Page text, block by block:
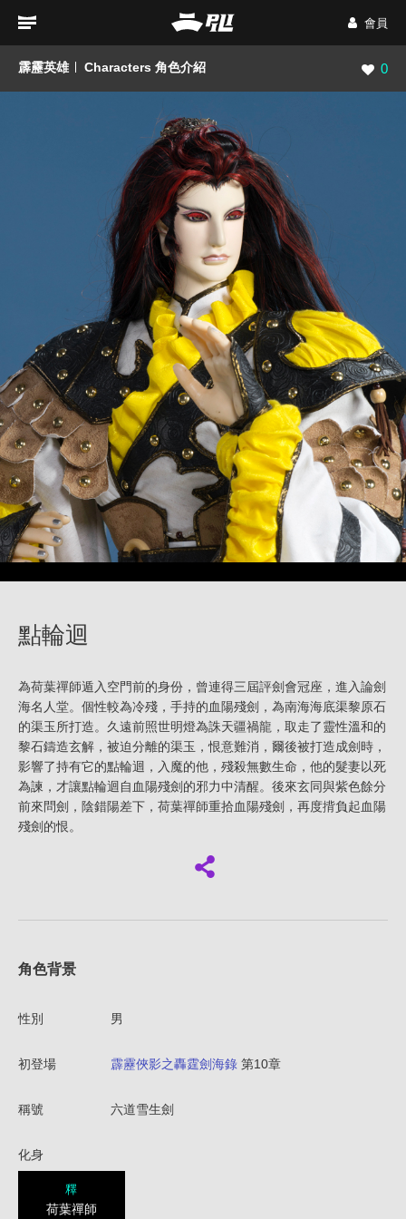
會員
霹靂英雄 Characters 角色介紹 瀏覽
0
點輪迴
為荷葉禪師遁入空門前的身份，曾連得三屆評劍會冠座，進入論劍
海名人堂。個性較為冷殘，手持的血陽殘劍，為南海海底渠黎原石
的渠玉所打造。久遠前照世明燈為誅天疆禍龍，取走了靈性溫和的
黎石鑄造玄解，被迫分離的渠玉，恨意難消，爾後被打造成劍時，
影響了持有它的點輪迴，入魔的他，殘殺無數生命，他的髮妻以死
為諫，才讓點輪迴自血陽殘劍的邪力中清醒。後來玄同與紫色餘分
前來問劍，陰錯陽差下，荷葉禪師重拾血陽殘劍，再度揹負起血陽
殘劍的恨。
角色背景
性別 男
初登場 霹靂俠影之轟霆劍海錄 第10章
稱號 六道雪生劍
化身
釋
荷葉禪師